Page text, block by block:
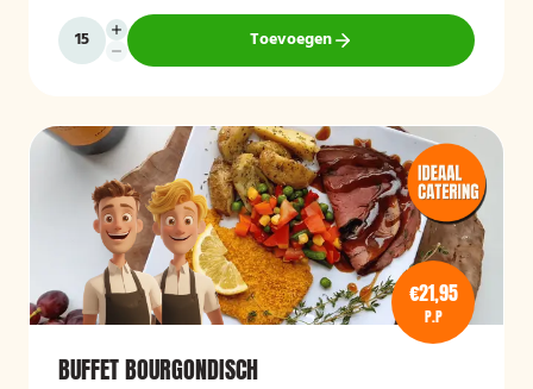
Toevoegen
€21,95
P.P
BUFFET BOURGONDISCH